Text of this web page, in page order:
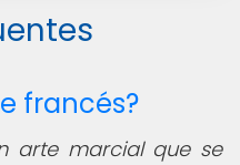
francés?
arte marcial que se